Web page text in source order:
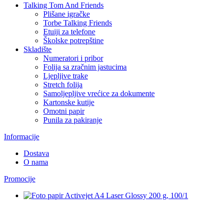
Talking Tom And Friends
Plišane igračke
Torbe Talking Friends
Etuiji za telefone
Školske potrepštine
Skladište
Numeratori i pribor
Folija sa zračnim jastucima
Ljepljive trake
Stretch folija
Samoljepljive vrećice za dokumente
Kartonske kutije
Omotni papir
Punila za pakiranje
Informacije
Dostava
O nama
Promocije